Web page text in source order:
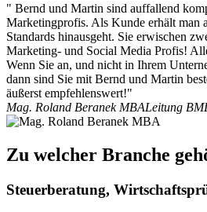
" Bernd und Martin sind auffallend
Marketingprofis. Als Kunde erhält man
Standards hinausgeht. Sie erwischen
Marketing- und Social Media Profis!
Wenn Sie an, und nicht in Ihrem
dann sind Sie mit Bernd und Martin
äußerst empfehlenswert!"
Mag. Roland Beranek MBALeitung
Zu welcher Branche
Steuerberatung,